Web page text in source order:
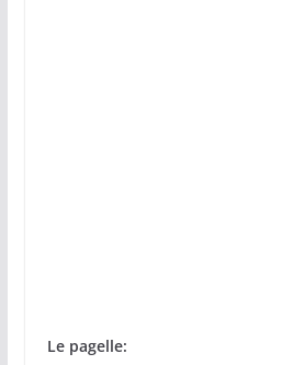
Le pagelle: